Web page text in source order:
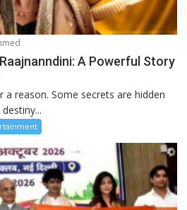
A Powerful Story
reason. Some secrets are hidden